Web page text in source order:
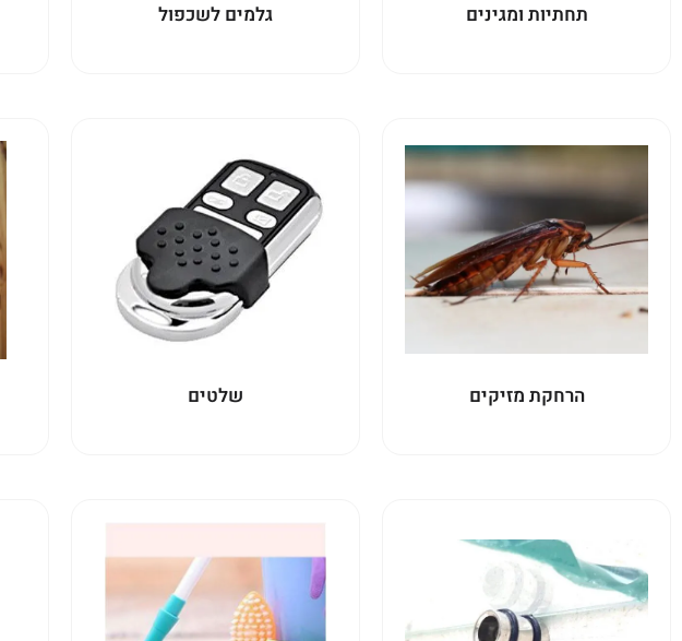
תחתיות ומגינים גלמים לשכפול
הרחקת מזיקים שלטים